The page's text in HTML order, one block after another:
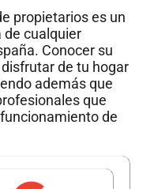
propietarios es un
de cualquier
Conocer su
de tu hogar
además que
que
de